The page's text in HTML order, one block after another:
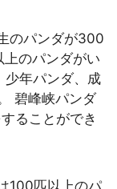
のパンダが300
のパンダがい
少年パンダ、成
碧峰峡パンダ
ることができ
100匹以上のパ